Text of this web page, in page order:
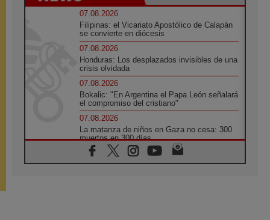
07.08.2026
Filipinas: el Vicariato Apostólico de Calapán
se convierte en diócesis
07.08.2026
Honduras: Los desplazados invisibles de una
crisis olvidada
07.08.2026
Bokalic: "En Argentina el Papa León señalará
el compromiso del cristiano"
07.08.2026
La matanza de niños en Gaza no cesa: 300
muertos en 300 días
07.08.2026
Tagle: La guerra desfigura el mundo, solo la